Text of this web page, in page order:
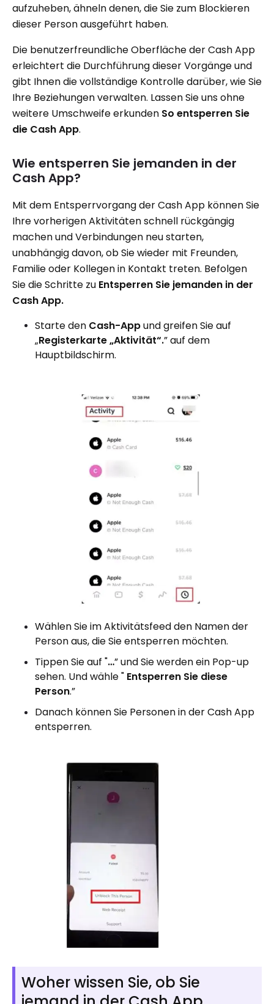
aufzuheben, ähneln denen, die Sie zum Blockieren
dieser Person ausgeführt haben.
Die benutzerfreundliche Oberfläche der Cash App
erleichtert die Durchführung dieser Vorgänge und
gibt Ihnen die vollständige Kontrolle darüber, wie Sie
Ihre Beziehungen verwalten. Lassen Sie uns ohne
weitere Umschweife erkunden So entsperren Sie
die Cash App.
Wie entsperren Sie jemanden in der
Cash App?
Mit dem Entsperrvorgang der Cash App können Sie
Ihre vorherigen Aktivitäten schnell rückgängig
machen und Verbindungen neu starten,
unabhängig davon, ob Sie wieder mit Freunden,
Familie oder Kollegen in Kontakt treten. Befolgen
Sie die Schritte zu Entsperren Sie jemanden in der
Cash App.
Starte den Cash-Appund greifen Sie auf
„Registerkarte „Aktivität“.” auf dem
Hauptbildschirm.
Wählen Sie im Aktivitätsfeed den Namen der
Person aus, die Sie entsperren möchten.
Tippen Sie auf "…” und Sie werden ein Pop-up
sehen. Und wähle " Entsperren Sie diese
Person.”
Danach können Sie Personen in der Cash App
entsperren.
Woher wissen Sie, ob Sie